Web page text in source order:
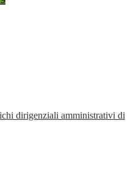
dirigenziali amministrativi di